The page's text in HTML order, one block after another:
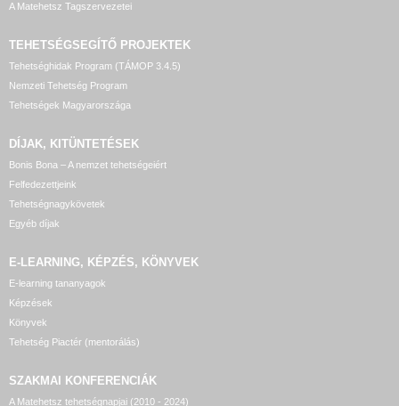
A Matehetsz Tagszervezetei
TEHETSÉGSEGÍTŐ PROJEKTEK
Tehetséghidak Program (TÁMOP 3.4.5)
Nemzeti Tehetség Program
Tehetségek Magyarországa
DÍJAK, KITÜNTETÉSEK
Bonis Bona – A nemzet tehetségeiért
Felfedezettjeink
Tehetségnagykövetek
Egyéb díjak
E-LEARNING, KÉPZÉS, KÖNYVEK
E-learning tananyagok
Képzések
Könyvek
Tehetség Piactér (mentorálás)
SZAKMAI KONFERENCIÁK
A Matehetsz tehetségnapjai (2010 - 2024)